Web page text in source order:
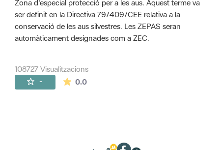
Zona d'especial protecció per a les aus. Aquest terme va
ser definit en la Directiva 79/409/CEE relativa a la
conservació de les aus silvestres. Les ZEPAS seran
automàticament designades com a ZEC.
108727 Visualitzacions
- 0.0La mitjana de les valoracions és de 0